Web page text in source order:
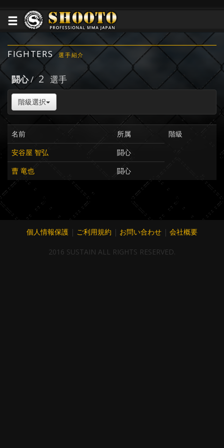
FIGHTERS 選手紹介
闘心/ 2 選手
階級選択
名前 所属
階級
安谷屋 智弘
闘心
曹 竜也
闘心
個人情報保護 | ご利用規約 | お問い合わせ | 会社概要
2016 SUSTAIN ALL RIGHTS RESERVED.